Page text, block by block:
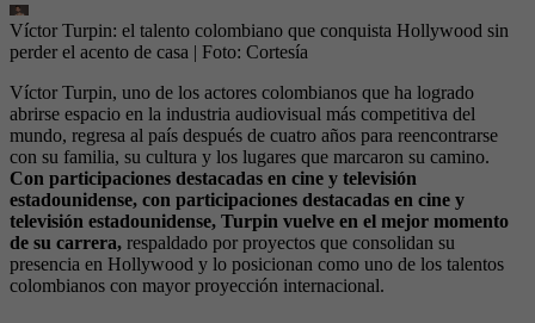
Víctor Turpin: el talento colombiano que conquista Hollywood sin
perder el acento de casa | Foto: Cortesía
Víctor Turpin, uno de los actores colombianos que ha logrado
abrirse espacio en la industria audiovisual más competitiva del
mundo, regresa al país después de cuatro años para reencontrarse
con su familia, su cultura y los lugares que marcaron su camino.
Con participaciones destacadas en cine y televisión
estadounidense, con participaciones destacadas en cine y
televisión estadounidense, Turpin vuelve en el mejor momento
de su carrera, respaldado por proyectos que consolidan su
presencia en Hollywood y lo posicionan como uno de los talentos
colombianos con mayor proyección internacional.